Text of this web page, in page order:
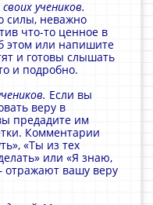
учеников.
силы, неважно
что-то ценное в
этом или напишите
и готовы слышать
и подробно.
Если вы
веру в
предадите им
Комментарии
«Ты из тех
или «Я знаю,
отражают вашу веру